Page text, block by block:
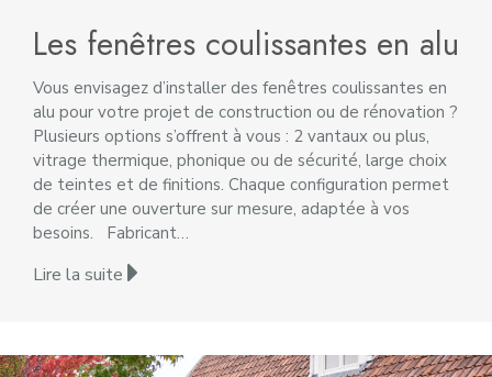
Les fenêtres coulissantes en alu
Vous envisagez d’installer des fenêtres coulissantes en
alu pour votre projet de construction ou de rénovation ?
Plusieurs options s’offrent à vous : 2 vantaux ou plus,
vitrage thermique, phonique ou de sécurité, large choix
de teintes et de finitions. Chaque configuration permet
de créer une ouverture sur mesure, adaptée à vos
besoins. Fabricant…
Lire la suite